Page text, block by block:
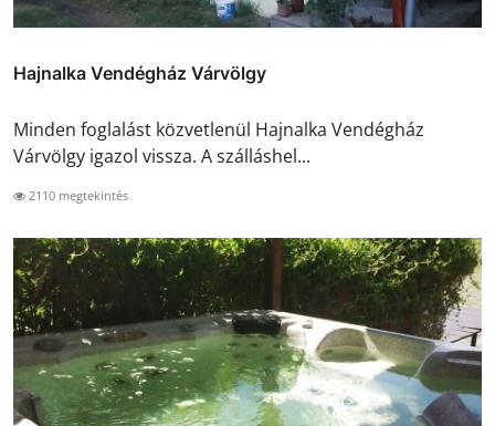
Hajnalka Vendégház Várvölgy
Minden foglalást közvetlenül Hajnalka Vendégház
Várvölgy igazol vissza. A szálláshel...
2110 megtekintés